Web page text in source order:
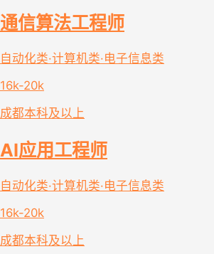
通信算法工程师
自动化类·计算机类·电子信息类
16k-20k
成都本科及以上
AI应用工程师
自动化类·计算机类·电子信息类
16k-20k
成都本科及以上